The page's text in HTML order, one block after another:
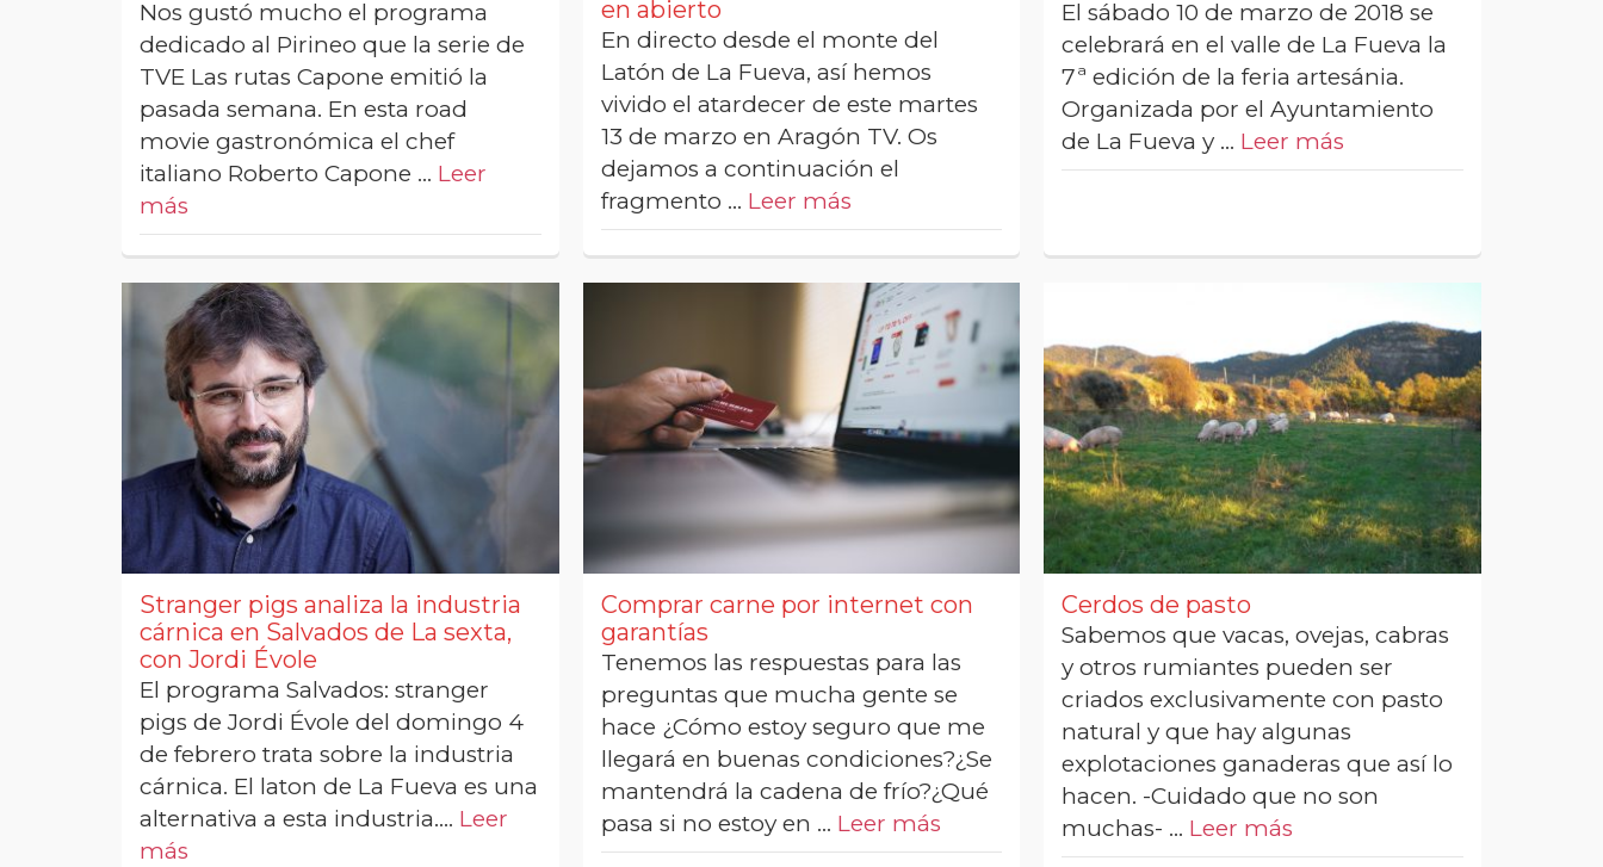
Nos gustó mucho el programa
dedicado al Pirineo que la serie de
TVE Las rutas Capone emitió la
pasada semana. En esta road
movie gastronómica el chef
italiano Roberto Capone … Leer
más
en abierto
En directo desde el monte del
Latón de La Fueva, así hemos
vivido el atardecer de este martes
13 de marzo en Aragón TV. Os
dejamos a continuación el
fragmento … Leer más
El sábado 10 de marzo de 2018 se
celebrará en el valle de La Fueva la
7ª edición de la feria artesánia.
Organizada por el Ayuntamiento
de La Fueva y … Leer más
Stranger pigs analiza la industria
cárnica en Salvados de La sexta,
con Jordi Évole
El programa Salvados: stranger
pigs de Jordi Évole del domingo 4
de febrero trata sobre la industria
cárnica. El laton de La Fueva es una
alternativa a esta industria.… Leer
más
Comprar carne por internet con
garantías
Tenemos las respuestas para las
preguntas que mucha gente se
hace ¿Cómo estoy seguro que me
llegará en buenas condiciones?¿Se
mantendrá la cadena de frío?¿Qué
pasa si no estoy en … Leer más
Cerdos de pasto
Sabemos que vacas, ovejas, cabras
y otros rumiantes pueden ser
criados exclusivamente con pasto
natural y que hay algunas
explotaciones ganaderas que así lo
hacen. -Cuidado que no son
muchas- … Leer más